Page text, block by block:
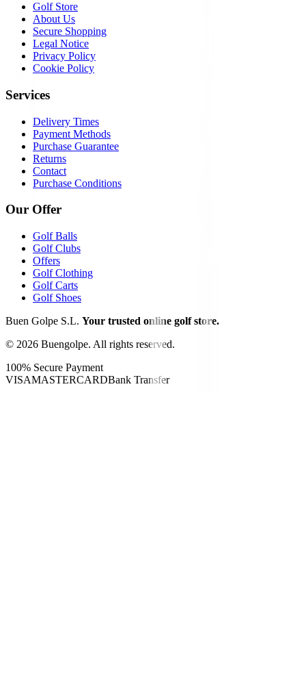
Golf Store
About Us
Secure Shopping
Legal Notice
Privacy Policy
Cookie Policy
Services
Delivery Times
Payment Methods
Purchase Guarantee
Returns
Contact
Purchase Conditions
Our Offer
Golf Balls
Golf Clubs
Offers
Golf Clothing
Golf Carts
Golf Shoes
Buen Golpe S.L. Your trusted online golf store.
© 2026 Buengolpe. All rights reserved.
100% Secure Payment
VISAMASTERCARDBank Transfer